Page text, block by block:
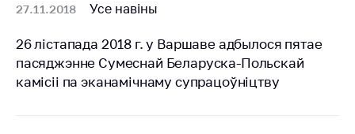
27.11.2018 Усе навіны
26 лістапада 2018 г. у Варшаве адбылося пятае
пасяджэнне Сумеснай Беларуска-Польскай
камісіі па эканамічнаму супрацоўніцтву